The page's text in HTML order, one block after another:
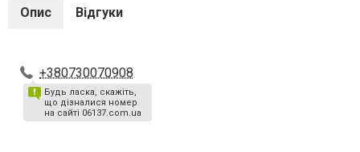
Опис Відгуки
+380730070908
Будь ласка, скажіть,
що дізналися номер
на сайті 06137.com.ua